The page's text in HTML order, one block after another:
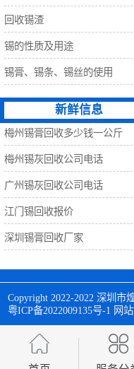
回收锡渣
锡的性质及用途
锡膏、锡条、锡丝的使用
新鲜信息
梅州锡膏回收多少钱一公斤
梅州锡灰回收公司电话
广州锡灰回收公司电话
江门锡回收报价
深圳锡膏回收厂家
Copyright 2022-2022 深圳市
粤ICP备2022009135号-1 网